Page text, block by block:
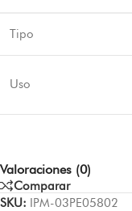
Tipo
Uso
Valoraciones (0)
Comparar
SKU: IPM-03PE05802